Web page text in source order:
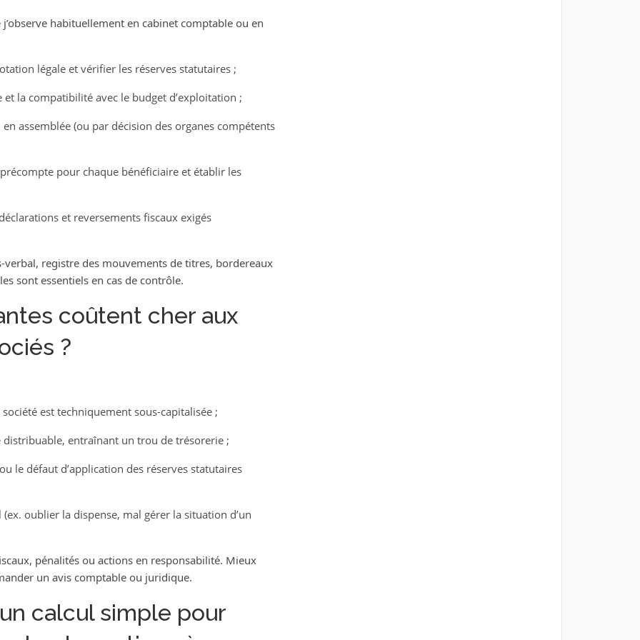
habituellement en cabinet comptable ou en
légale et vérifier les réserves statutaires ;
la compatibilité avec le budget d’exploitation ;
assemblée (ou par décision des organes compétents
pour chaque bénéficiaire et établir les
et reversements fiscaux exigés
verbal, registre des mouvements de titres, bordereaux
sont essentiels en cas de contrôle.
coûtent cher aux
?
est techniquement sous-capitalisée ;
entraînant un trou de trésorerie ;
le défaut d’application des réserves statutaires
oublier la dispense, mal gérer la situation d’un
pénalités ou actions en responsabilité. Mieux
un avis comptable ou juridique.
calcul simple pour